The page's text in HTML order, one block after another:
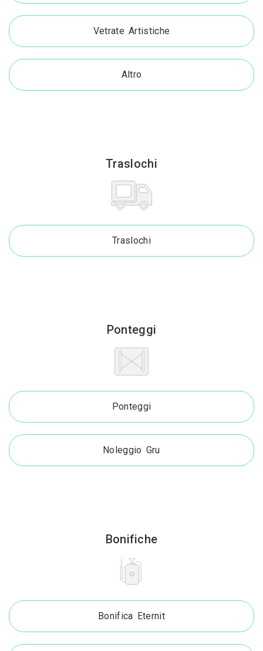
Vetrate Artistiche
Altro
Traslochi
Traslochi
Ponteggi
Ponteggi
Noleggio Gru
Bonifiche
Bonifica Eternit